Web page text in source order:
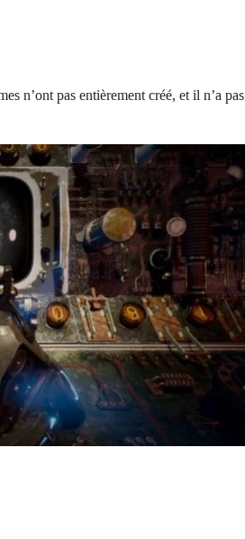
n’ont pas entièrement créé, et il n’a pas